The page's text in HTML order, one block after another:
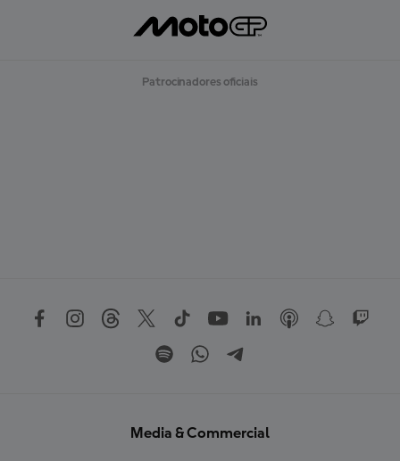
Patrocinadores oficiais
Media & Commercial